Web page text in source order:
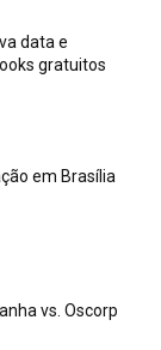
data e
gratuitos
em Brasília
vs. Oscorp